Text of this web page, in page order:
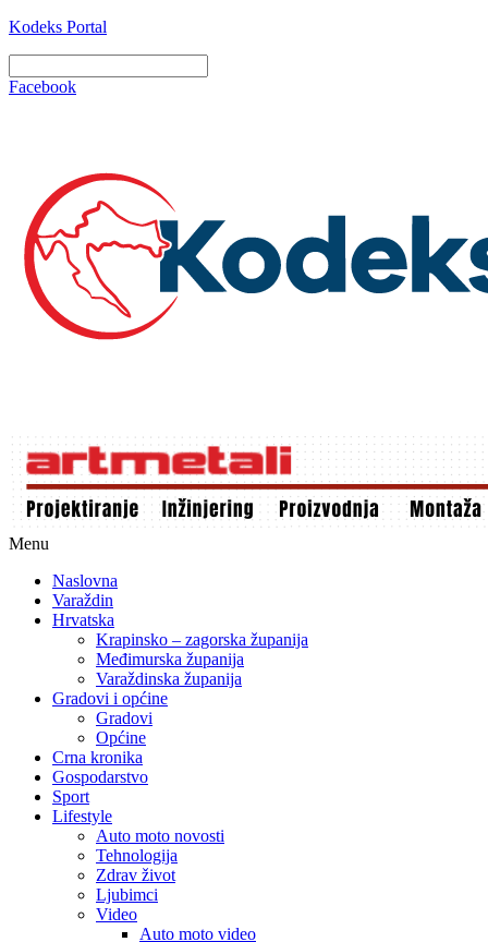
Kodeks Portal
Facebook
Menu
Naslovna
Varaždin
Hrvatska
Krapinsko – zagorska županija
Međimurska županija
Varaždinska županija
Gradovi i općine
Gradovi
Općine
Crna kronika
Gospodarstvo
Sport
Lifestyle
Auto moto novosti
Tehnologija
Zdrav život
Ljubimci
Video
Auto moto video